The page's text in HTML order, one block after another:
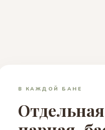
В КАЖДОЙ БАНЕ